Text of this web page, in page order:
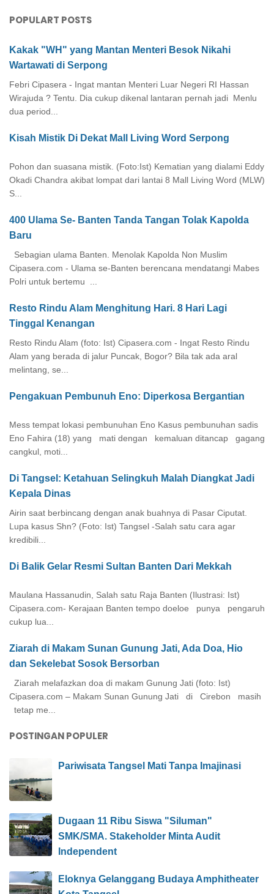
POPULART POSTS
Kakak "WH" yang Mantan Menteri Besok Nikahi
Wartawati di Serpong
Febri Cipasera - Ingat mantan Menteri Luar Negeri RI Hassan
Wirajuda ? Tentu. Dia cukup dikenal lantaran pernah jadi Menlu
dua period...
Kisah Mistik Di Dekat Mall Living Word Serpong
Pohon dan suasana mistik. (Foto:Ist) Kematian yang dialami Eddy
Okadi Chandra akibat lompat dari lantai 8 Mall Living Word (MLW)
S...
400 Ulama Se- Banten Tanda Tangan Tolak Kapolda
Baru
Sebagian ulama Banten. Menolak Kapolda Non Muslim
Cipasera.com - Ulama se-Banten berencana mendatangi Mabes
Polri untuk bertemu ...
Resto Rindu Alam Menghitung Hari. 8 Hari Lagi
Tinggal Kenangan
Resto Rindu Alam (foto: Ist) Cipasera.com - Ingat Resto Rindu
Alam yang berada di jalur Puncak, Bogor? Bila tak ada aral
melintang, se...
Pengakuan Pembunuh Eno: Diperkosa Bergantian
Mess tempat lokasi pembunuhan Eno Kasus pembunuhan sadis
Eno Fahira (18) yang mati dengan kemaluan ditancap gagang
cangkul, moti...
Di Tangsel: Ketahuan Selingkuh Malah Diangkat Jadi
Kepala Dinas
Airin saat berbincang dengan anak buahnya di Pasar Ciputat.
Lupa kasus Shn? (Foto: Ist) Tangsel -Salah satu cara agar
kredibili...
Di Balik Gelar Resmi Sultan Banten Dari Mekkah
Maulana Hassanudin, Salah satu Raja Banten (Ilustrasi: Ist)
Cipasera.com- Kerajaan Banten tempo doeloe punya pengaruh
cukup lua...
Ziarah di Makam Sunan Gunung Jati, Ada Doa, Hio
dan Sekelebat Sosok Bersorban
Ziarah melafazkan doa di makam Gunung Jati (foto: Ist)
Cipasera.com – Makam Sunan Gunung Jati di Cirebon masih
tetap me...
POSTINGAN POPULER
Pariwisata Tangsel Mati Tanpa Imajinasi
Dugaan 11 Ribu Siswa "Siluman"
SMK/SMA. Stakeholder Minta Audit
Independent
Eloknya Gelanggang Budaya Amphitheater